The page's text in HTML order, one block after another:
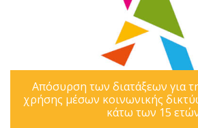
Απόσυρση των διατάξεων για
χρήσης μέσων κοινωνικής
κάτω των 15